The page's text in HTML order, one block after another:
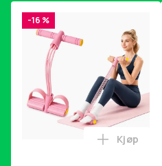
-16 %
Legg
Kjøp